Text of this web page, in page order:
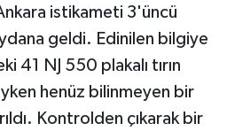
istikameti 3'üncü
geldi. Edinilen bilgiye
41 NJ 550 plakalı tırın
henüz bilinmeyen bir
Kontrolden çıkarak bir